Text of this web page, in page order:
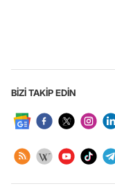
BİZİ TAKİP EDİN